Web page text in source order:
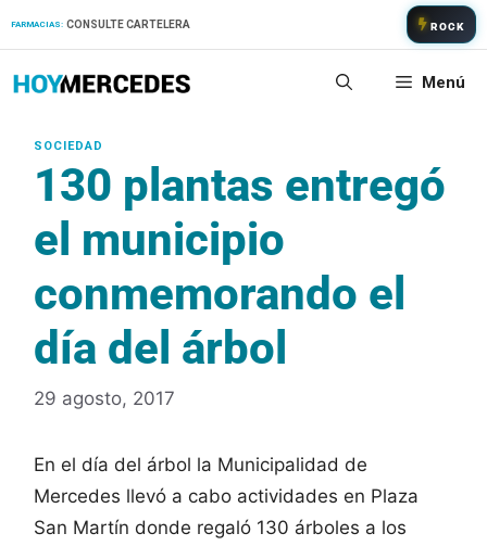
FARMACIAS: CONSULTE CARTELERA ROCK
Menú
130 plantas entregó
el municipio
conmemorando el
día del árbol
29 agosto, 2017
En el día del árbol la Municipalidad de
Mercedes llevó a cabo actividades en Plaza
San Martín donde regaló 130 árboles a los